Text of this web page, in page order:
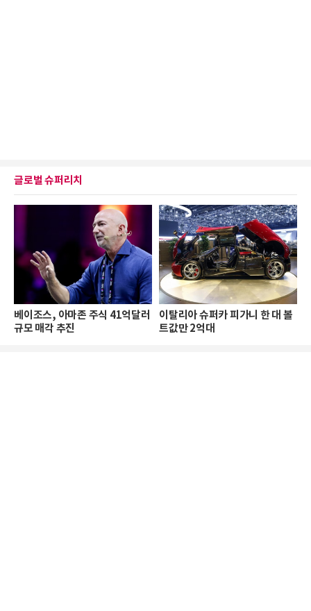
글로벌 슈퍼리치
베이조스, 아마존 주식 41억달러
규모 매각 추진
이탈리아 슈퍼카 피가니 한 대 볼
트값만 2억대